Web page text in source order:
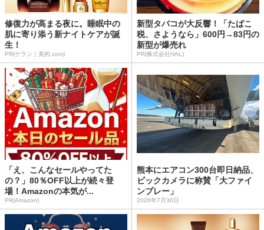
修復力が高まる夜に。睡眠中の
肌に寄り添う新ナイトケアが誕
生！
PR(ゲラン｜美的.com)
新型タバコが大反響！「たばこ
税、さようなら」600円→83円の
新型が爆売れ
PR(株式会社HAL)
「え、こんなセールやってた
の？」80％OFF以上が続々登
場！Amazonの本気が...
PR(Amazon)
熊本にエアコン300台即日納品、
ビックカメラに称賛「大ファイ
ンプレー」
2026年7月30日